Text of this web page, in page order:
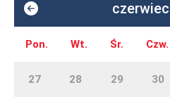
Pon. Wt. Śr. Czw.
27 28 29 30